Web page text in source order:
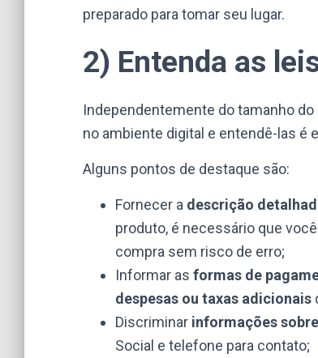
preparado para tomar seu lugar.
2) Entenda as
Independentemente do tamanho
no ambiente digital e entendê-las é
Alguns pontos de destaque são:
Fornecer a descrição
produto, é necessário que
compra sem risco de erro;
Informar as formas de
despesas ou taxas adicionais
Discriminar informações
Social e telefone para contato;